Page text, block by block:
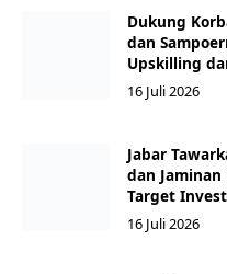
Dukung
dan
Upskilling
16 Juli 2026
Jabar
dan
Target
16 Juli 2026